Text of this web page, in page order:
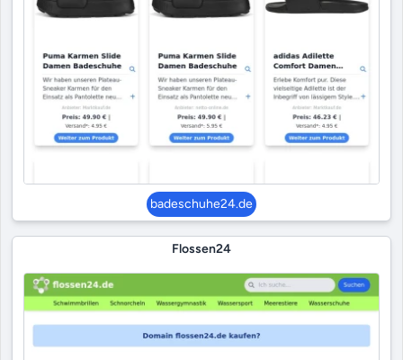
badeschuhe24.de
Flossen24